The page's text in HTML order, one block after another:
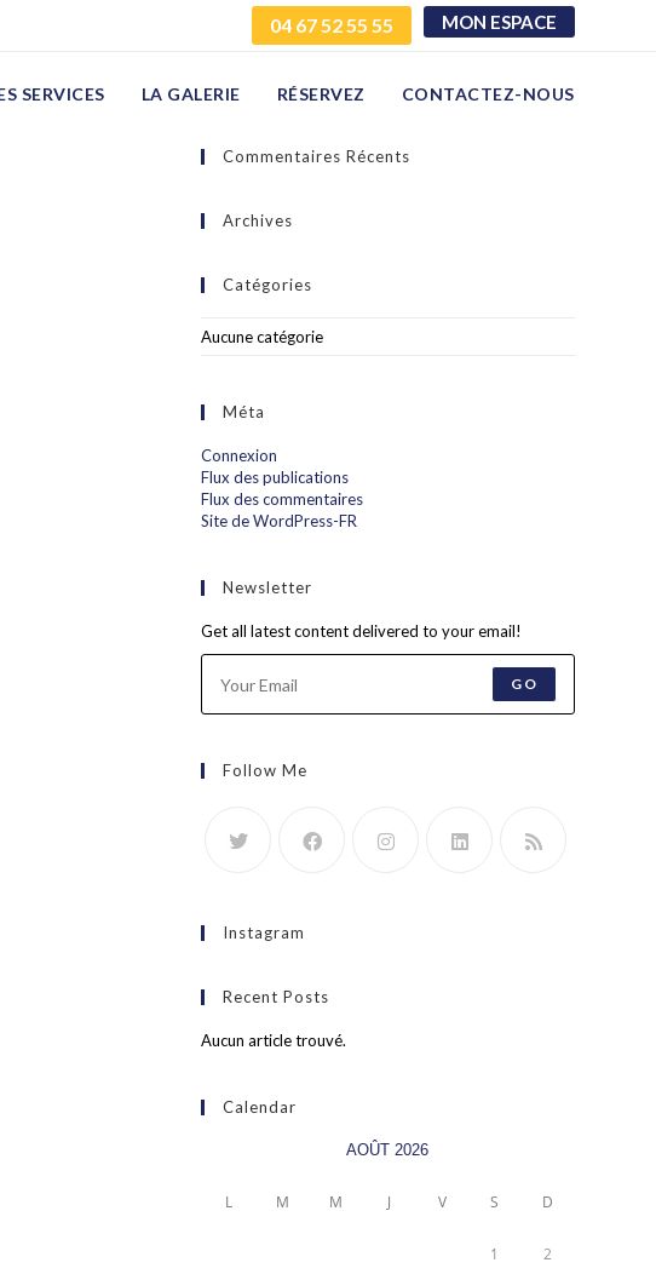
04 67 52 55 55 MON ESPACE
SERVICES LA GALERIE RÉSERVEZ CONTACTEZ-NOUS
Commentaires Récents
Archives
Catégories
Aucune catégorie
Méta
Connexion
Flux des publications
Flux des commentaires
Site de WordPress-FR
Newsletter
Get all latest content delivered to your email!
GO
Follow Me
Instagram
Recent Posts
Aucun article trouvé.
Calendar
AOÛT 2026
L M M J V S D
1 2